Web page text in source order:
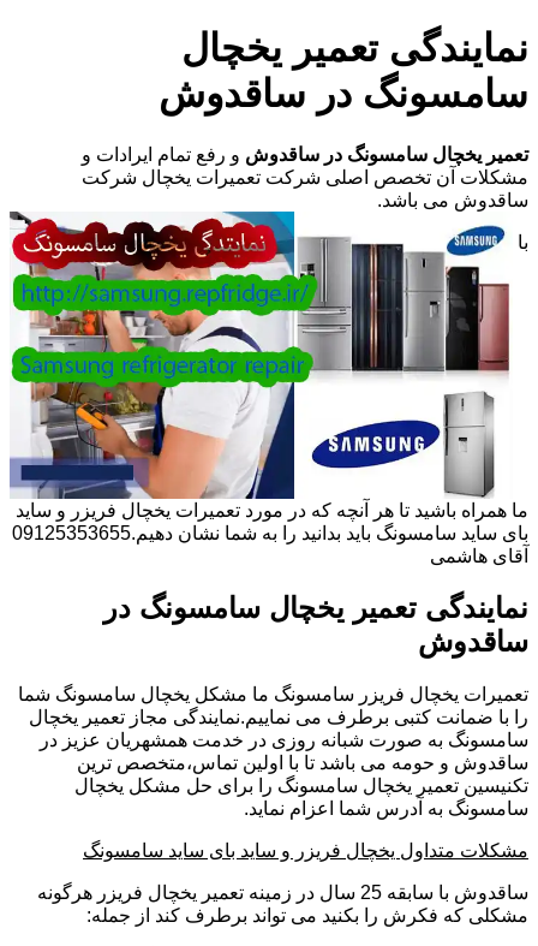
نمایندگی تعمیر یخچال
سامسونگ در ساقدوش
تعمیر یخچال سامسونگ در ساقدوش و رفع تمام ایرادات و
مشکلات آن تخصص اصلی شرکت تعمیرات یخچال شرکت
ساقدوش می باشد.
با
ما همراه باشید تا هر آنچه که در مورد تعمیرات یخچال فریزر و ساید
بای ساید سامسونگ باید بدانید را به شما نشان دهیم.09125353655
آقای هاشمی
نمایندگی تعمیر یخچال سامسونگ در
ساقدوش
تعمیرات یخچال فریزر سامسونگ ما مشکل یخچال سامسونگ شما
را با ضمانت کتبی برطرف می نماییم.نمایندگی مجاز تعمیر یخچال
سامسونگ به صورت شبانه روزی در خدمت همشهریان عزیز در
ساقدوش و حومه می باشد تا با اولین تماس،متخصص ترین
تکنیسین تعمیر یخچال سامسونگ را برای حل مشکل یخچال
سامسونگ به آدرس شما اعزام نماید.
مشکلات متداول یخچال فریزر و ساید بای ساید سامسونگ
ساقدوش با سابقه 25 سال در زمینه تعمیر یخچال فریزر هرگونه
مشکلی که فکرش را بکنید می تواند برطرف کند از جمله: